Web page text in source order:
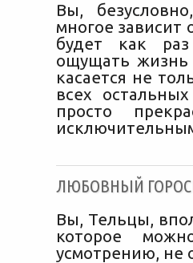
Вы,
многое зависит
будет как
ощущать
касается не
всех
просто
ЛЮБОВНЫЙ
Вы, Тельцы,
которое
усмотрению, не